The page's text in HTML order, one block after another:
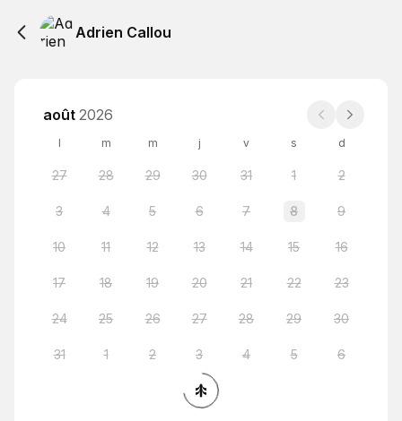
Adrien Callou
août 2026
l m m j v s d
27 28 29 30 31 1 2
3 4 5 6 7 8 9
10 11 12 13 14 15 16
17 18 19 20 21 22 23
24 25 26 27 28 29 30
31 1 2 3 4 5 6